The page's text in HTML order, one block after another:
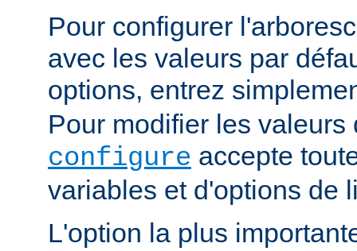
Pour configurer
avec les valeurs par
options, entrez
Pour modifier les valeurs
configure accepte
variables et d'options de
L'option la plus